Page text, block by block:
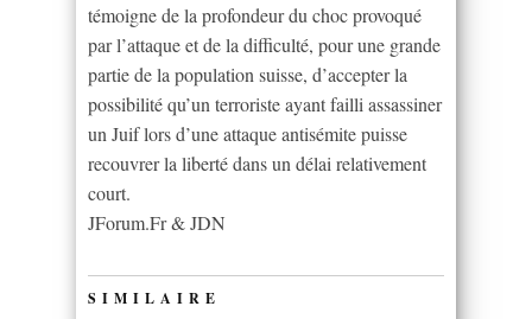
témoigne de la profondeur du choc provoqué
par l’attaque et de la difficulté, pour une grande
partie de la population suisse, d’accepter la
possibilité qu’un terroriste ayant failli assassiner
un Juif lors d’une attaque antisémite puisse
recouvrer la liberté dans un délai relativement
court.
JForum.Fr & JDN
SIMILAIRE